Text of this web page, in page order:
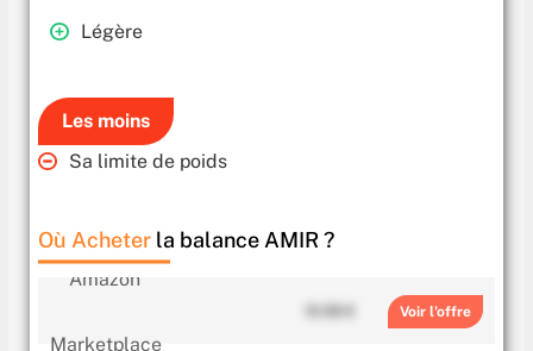
Légère
Les moins
Sa limite de poids
Où Acheter la balance AMIR ?
Voir